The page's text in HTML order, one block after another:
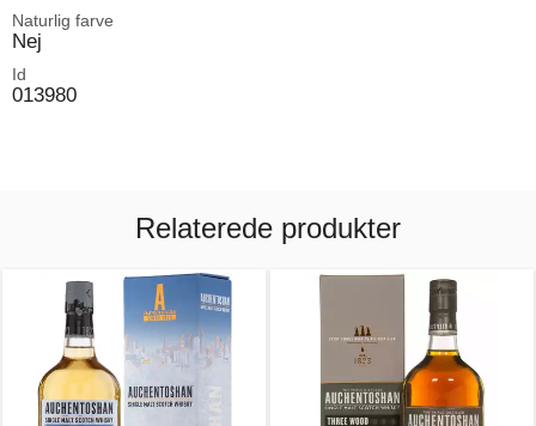
Naturlig farve
Nej
Id
013980
Relaterede produkter